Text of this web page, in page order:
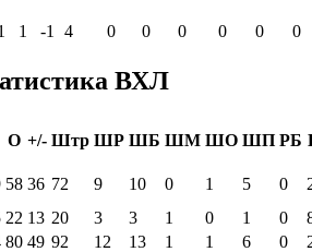
1 -1 4 0 0 0 0 0 0
ВХЛ
О +/- Штр ШР ШБ ШМ ШО ШП РБ
58 36 72 9 10 0 1 5 0
22 13 20 3 3 1 0 1 0
80 49 92 12 13 1 1 6 0